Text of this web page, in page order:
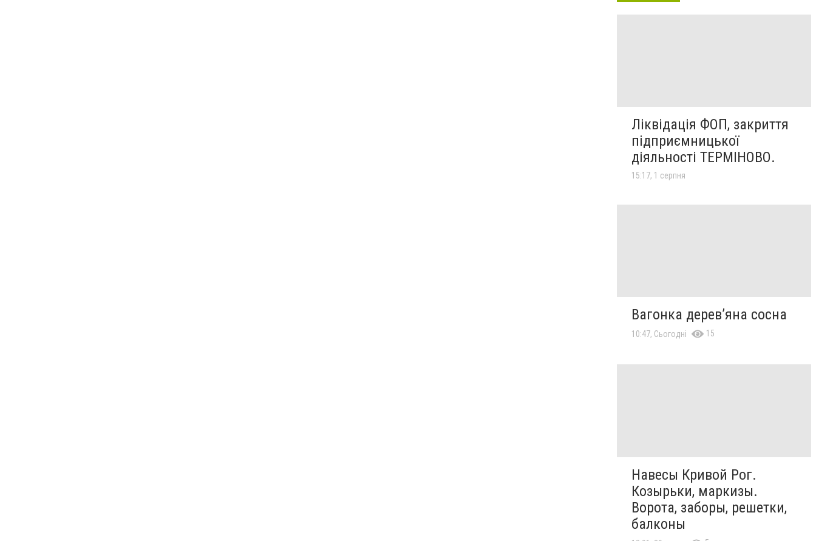
Ліквідація ФОП, закриття
підприємницької
діяльності ТЕРМІНОВО.
15:17, 1 серпня
Вагонка дерев’яна сосна
10:47, Сьогодні 15
Навесы Кривой Рог.
Козырьки, маркизы.
Ворота, заборы, решетки,
балконы